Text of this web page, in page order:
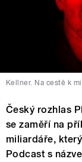
Kellner. Na cestě k
Český rozhlas
se zaměří na
miliardáře,
Podcast s